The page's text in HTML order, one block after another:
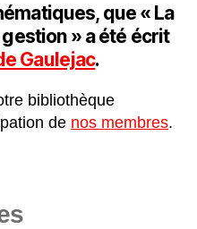
que « La
» a été écrit
Gaulejac.
bibliothèque
de nos membres.